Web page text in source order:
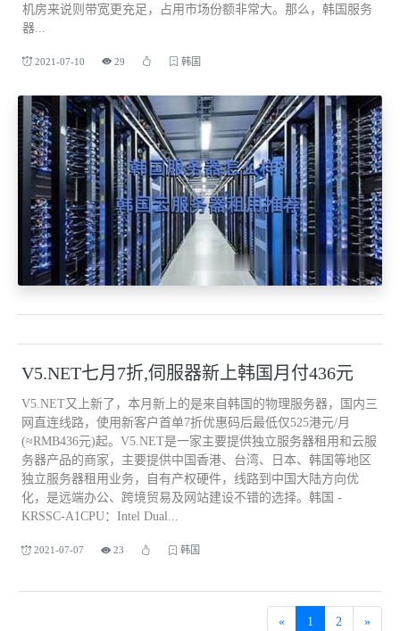
机房来说则带宽更充足，占用市场份额非常大。那么，韩国服务
器...
2021-07-10 29 韩国
V5.NET七月7折,伺服器新上韩国月付436元
V5.NET又上新了，本月新上的是来自韩国的物理服务器，国内三
网直连线路，使用新客户首单7折优惠码后最低仅525港元/月
(≈RMB436元)起。V5.NET是一家主要提供独立服务器租用和云服
务器产品的商家，主要提供中国香港、台湾、日本、韩国等地区
独立服务器租用业务，自有产权硬件，线路到中国大陆方向优
化，是远端办公、跨境贸易及网站建设不错的选择。韩国 -
KRSSC-A1CPU：Intel Dual...
2021-07-07 23 韩国
« 1 2 »